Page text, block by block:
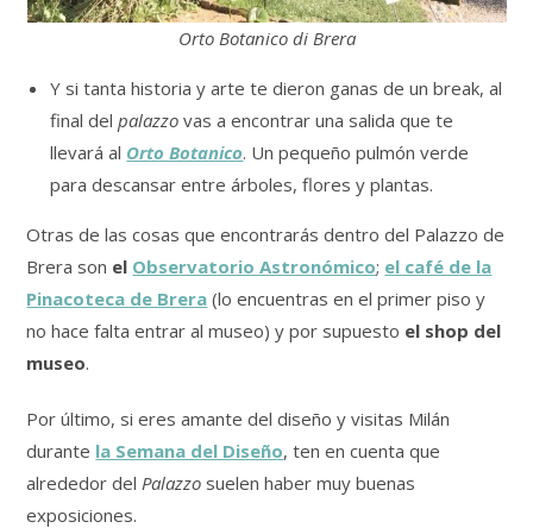
Orto Botanico di Brera
Y si tanta historia y arte te dieron ganas de un break, al
final delpalazzo vas a encontrar una salida que te
llevará al Orto Botanico. Un pequeño pulmón verde
para descansar entre árboles, flores y plantas.
Otras de las cosas que encontrarás dentro del Palazzo de
Brera son el Observatorio Astronómico; el café de la
Pinacoteca de Brera (lo encuentras en el primer piso y
no hace falta entrar al museo) y por supuesto el shop del
museo.
Por último, si eres amante del diseño y visitas Milán
durante la Semana del Diseño, ten en cuenta que
alrededor delPalazzo suelen haber muy buenas
exposiciones.